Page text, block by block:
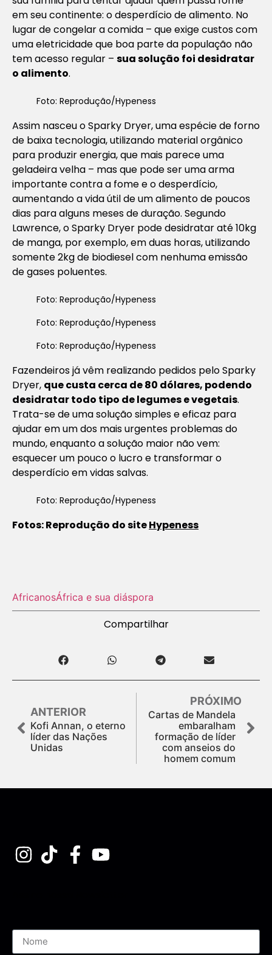
em seu continente: o desperdício de alimento. No
lugar de congelar a comida – que exige custos com
uma eletricidade que boa parte da população não
tem acesso regular – sua solução foi desidratar
o alimento.
Foto: Reprodução/Hypeness
Assim nasceu o Sparky Dryer, uma espécie de forno
de baixa tecnologia, utilizando material orgânico
para produzir energia, que mais parece uma
geladeira velha – mas que pode ser uma arma
importante contra a fome e o desperdício,
aumentando a vida útil de um alimento de poucos
dias para alguns meses de duração. Segundo
Lawrence, o Sparky Dryer pode desidratar até 10kg
de manga, por exemplo, em duas horas, utilizando
somente 2kg de biodiesel com nenhuma emissão
de gases poluentes.
Foto: Reprodução/Hypeness
Foto: Reprodução/Hypeness
Foto: Reprodução/Hypeness
Fazendeiros já vêm realizando pedidos pelo Sparky
Dryer, que custa cerca de 80 dólares, podendo
desidratar todo tipo de legumes e vegetais.
Trata-se de uma solução simples e eficaz para
ajudar em um dos mais urgentes problemas do
mundo, enquanto a solução maior não vem:
esquecer um pouco o lucro e transformar o
desperdício em vidas salvas.
Foto: Reprodução/Hypeness
Fotos: Reprodução do siteHypeness
AfricanosÁfrica e sua diáspora
Compartilhar
ANTERIOR
Kofi Annan, o eterno
líder das Nações
Unidas
PRÓXIMO
Cartas de Mandela
embaralham
formação de líder
com anseios do
homem comum